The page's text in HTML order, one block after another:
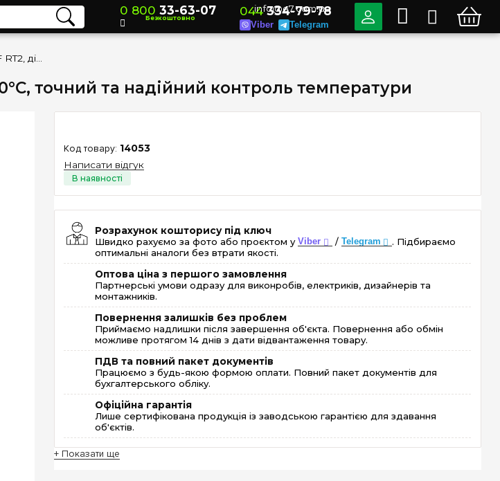
точний та надійний контроль температури
14053
Написати відгук
Розрахунок кошторису під ключ
Швидко рахуємо за фото або проєктом уViber / Telegram
. Підбираємо
оптимальні аналоги без втрати якості.
Оптова ціна з першого замовлення
Партнерські умови одразу для виконробів, електриків, дизайнерів та
монтажників.
Повернення залишків без проблем
Приймаємо надлишки після завершення об'єкта. Повернення або обмін
можливе протягом 14 днів з дати відвантаження товару.
ПДВ та повний пакет документів
Працюємо з будь-якою формою оплати. Повний пакет документів для
бухгалтерського обліку.
Офіційна гарантія
Лише сертифікована продукція із заводською гарантією для здавання
об'єктів.
+ Показати ще
0 800 33-63-07
Безкоштовно
info@e7.com.ua
044334-79-78
Viber Telegram